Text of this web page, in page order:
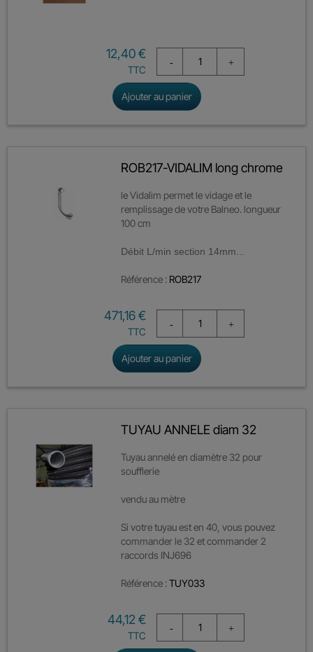
Prix
12,40 €
TTC
Ajouter au panier
ROB217-VIDALIM long chrome
le Vidalim permet le vidage et le
remplissage de votre Balneo. longueur
100 cm
Débit L/min section 14mm...
Référence : ROB217
Prix
471,16 €
TTC
Ajouter au panier
TUYAU ANNELE diam 32
Tuyau annelé en diamètre 32 pour
soufflerie
vendu au mètre
Si votre tuyau est en 40, vous pouvez
commander le 32 et commander 2
raccords INJ696
Référence :TUY033
Prix
44,12 €
TTC